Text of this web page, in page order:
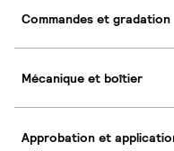
Commandes et gradation
Mécanique et boîtier
Approbation et